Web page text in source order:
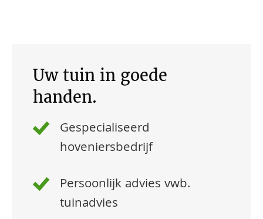
Uw tuin in goede
handen.
Gespecialiseerd
hoveniersbedrijf
Persoonlijk advies vwb.
tuinadvies